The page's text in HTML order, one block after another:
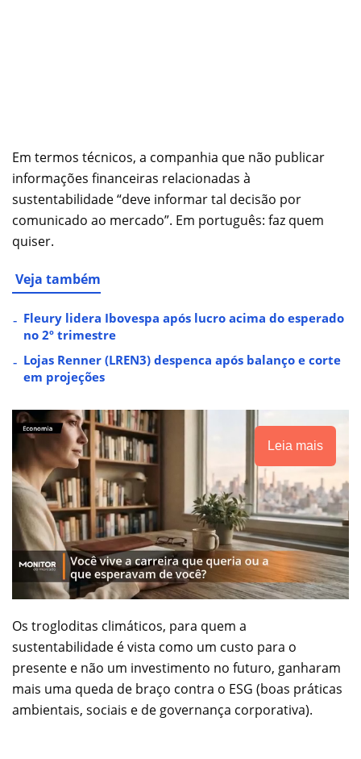
Em termos técnicos, a companhia que não publicar
informações financeiras relacionadas à
sustentabilidade “deve informar tal decisão por
comunicado ao mercado”. Em português: faz quem
quiser.
Veja também
Fleury lidera Ibovespa após lucro acima do esperado
no 2º trimestre
Lojas Renner (LREN3) despenca após balanço e corte
em projeções
Leia mais
Os trogloditas climáticos, para quem a
sustentabilidade é vista como um custo para o
presente e não um investimento no futuro, ganharam
mais uma queda de braço contra o ESG (boas práticas
ambientais, sociais e de governança corporativa).